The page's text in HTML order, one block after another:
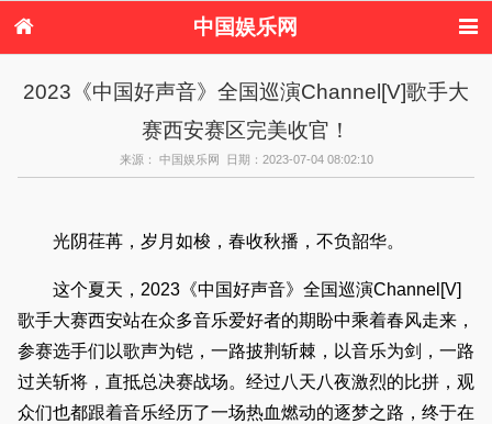
中国娱乐网
港台娱乐
日本娱乐 韩国娱乐
欧美娱乐
音乐新闻 影视新闻
港台明星八卦
日本韩国明星
欧美明星八卦
2023《中国好声音》全国巡演Channel[V]歌手大
赛西安赛区完美收官！
来源： 中国娱乐网 日期：2023-07-04 08:02:10
光阴荏苒，岁月如梭，春收秋播，不负韶华。
这个夏天，2023《中国好声音》全国巡演Channel[V]
歌手大赛西安站在众多音乐爱好者的期盼中乘着春风走来，
参赛选手们以歌声为铠，一路披荆斩棘，以音乐为剑，一路
过关斩将，直抵总决赛战场。经过八天八夜激烈的比拼，观
众们也都跟着音乐经历了一场热血燃动的逐梦之路，终于在